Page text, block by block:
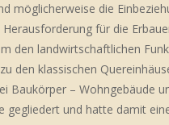
möglicherweise die
für die
den landwirtschaftlichen
den klassischen
Baukörper – Wohngebäude
gegliedert und hatte damit